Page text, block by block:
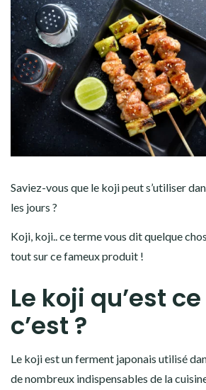
Saviez-vous que le koji peut s’utiliser
les jours ?
Koji, koji.. ce terme vous dit quelque
tout sur ce fameux produit !
Le koji qu’est
c’est ?
Le koji est un ferment japonais utilisé
de nombreux indispensables de la